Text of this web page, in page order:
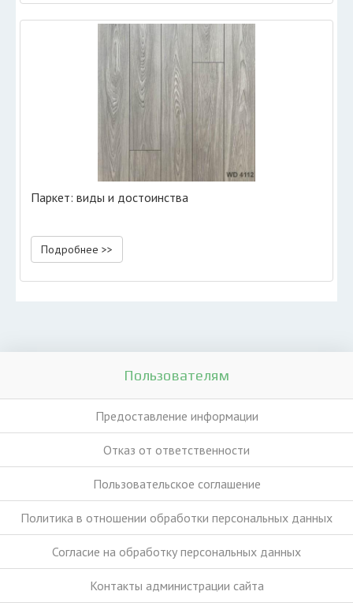
Паркет: виды и достоинства
Подробнее >>
Пользователям
Предоставление информации
Отказ от ответственности
Пользовательское соглашение
Политика в отношении обработки персональных данных
Согласие на обработку персональных данных
Контакты администрации сайта